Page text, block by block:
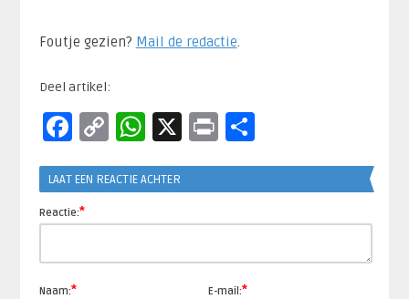
Foutje gezien? Mail de redactie.​
Deel artikel:
Facebook
CopyWhatsApp
X PrintDelen
LAAT EEN REACTIE ACHTER
Reactie:*
Naam:* E-mail:*